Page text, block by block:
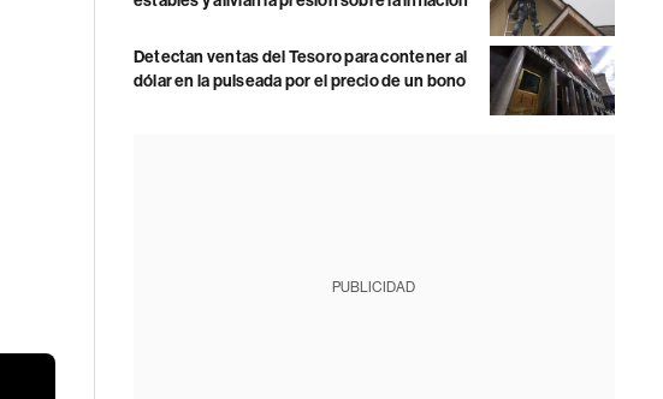
Detectan ventas del Tesoro para contener al
dólar en la pulseada por el precio de un bono
PUBLICIDAD